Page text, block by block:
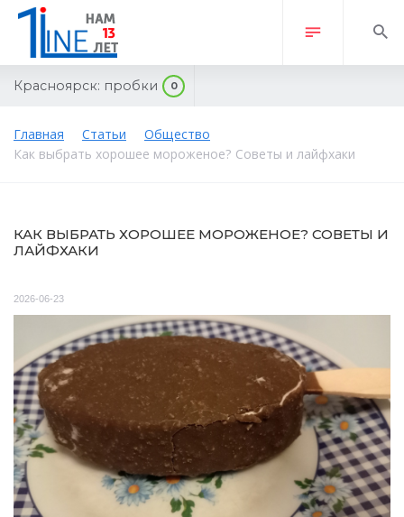
Красноярск: пробки 0
Главная Статьи
Общество
Как выбрать хорошее мороженое? Советы и лайфхаки
КАК ВЫБРАТЬ ХОРОШЕЕ МОРОЖЕНОЕ? СОВЕТЫ И
ЛАЙФХАКИ
2026-06-23